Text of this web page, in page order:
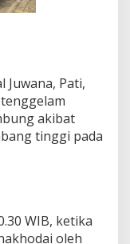
Juwana, Pati,
akibat
tinggi pada
WIB, ketika
oleh